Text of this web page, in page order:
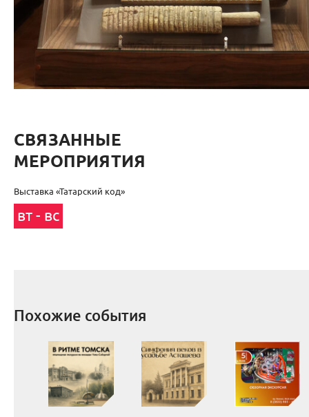
СВЯЗАННЫЕ
МЕРОПРИЯТИЯ
Выставка «Татарский код»
вт - вс
Похожие события